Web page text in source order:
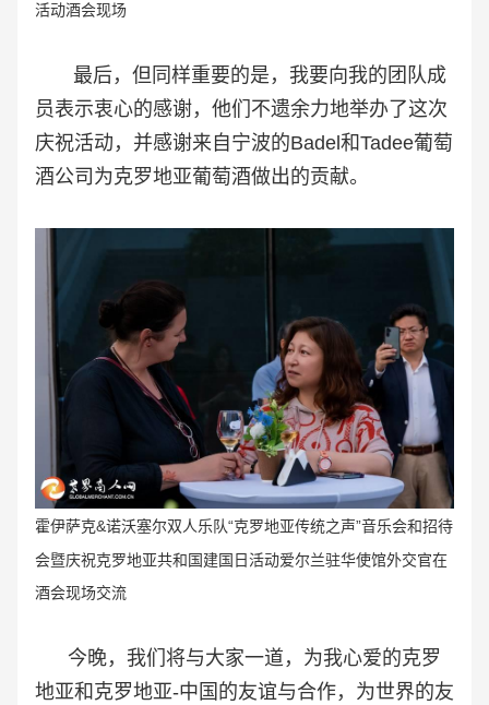
活动酒会现场
最后，但同样重要的是，我要向我的团队成
员表示衷心的感谢，他们不遗余力地举办了这次
庆祝活动，并感谢来自宁波的Badel和Tadee葡萄
酒公司为克罗地亚葡萄酒做出的贡献。
霍伊萨克&诺沃塞尔双人乐队“克罗地亚传统之声”音乐会和招待
会暨庆祝克罗地亚共和国建国日活动爱尔兰驻华使馆外交官在
酒会现场交流
今晚，我们将与大家一道，为我心爱的克罗
地亚和克罗地亚-中国的友谊与合作，为世界的友